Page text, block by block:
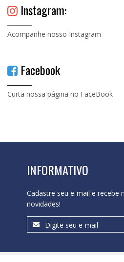
Instagram:
Acompanhe nosso Instagram
Facebook
Curta nossa página no FaceBook
INFORMATIVO
Cadastre seu e-mail e recebe
novidades!